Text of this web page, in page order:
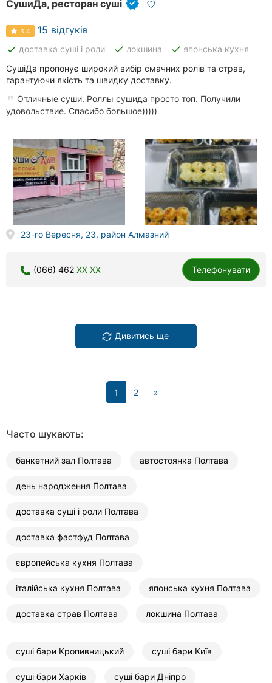
СушиДа, ресторан суші
3.4 15 відгуків
done доставка суші і роли done локшина done японська кухня
СушіДа пропонує широкий вибір смачних ролів та страв,
гарантуючи якість та швидку доставку.
Отличные суши. Роллы сушида просто топ. Получили
удовольствие. Спасибо большое)))))
23-го Вересня, 23, район Алмазний
(066) 462 XX XX Телефонувати
Дивитись ще
1 (current)
2 »
Часто шукають:
банкетний зал Полтава автостоянка Полтава
день народження Полтава
доставка суші і роли Полтава
доставка фастфуд Полтава
європейська кухня Полтава
італійська кухня Полтава японська кухня Полтава
доставка страв Полтава локшина Полтава
суші бари Кропивницький суші бари Київ
суші бари Харків суші бари Дніпро